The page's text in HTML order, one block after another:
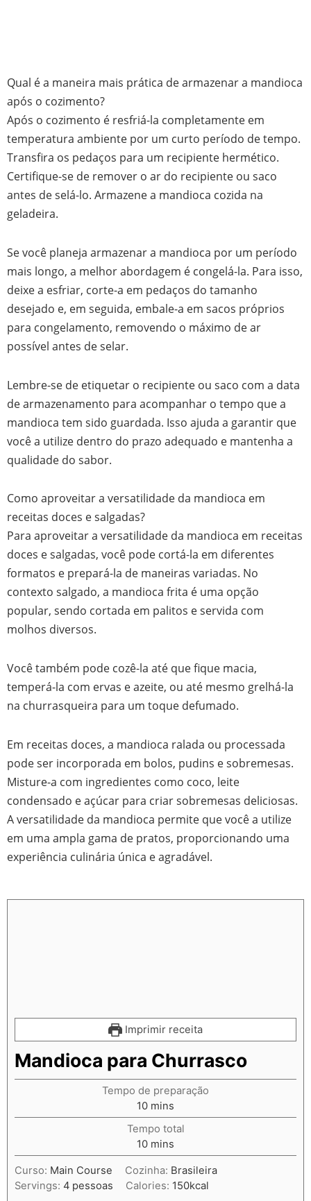
Qual é a maneira mais prática de armazenar a mandioca
após o cozimento?
Após o cozimento é resfriá-la completamente em
temperatura ambiente por um curto período de tempo.
Transfira os pedaços para um recipiente hermético.
Certifique-se de remover o ar do recipiente ou saco
antes de selá-lo. Armazene a mandioca cozida na
geladeira.
Se você planeja armazenar a mandioca por um período
mais longo, a melhor abordagem é congelá-la. Para isso,
deixe a esfriar, corte-a em pedaços do tamanho
desejado e, em seguida, embale-a em sacos próprios
para congelamento, removendo o máximo de ar
possível antes de selar.
Lembre-se de etiquetar o recipiente ou saco com a data
de armazenamento para acompanhar o tempo que a
mandioca tem sido guardada. Isso ajuda a garantir que
você a utilize dentro do prazo adequado e mantenha a
qualidade do sabor.
Como aproveitar a versatilidade da mandioca em
receitas doces e salgadas?
Para aproveitar a versatilidade da mandioca em receitas
doces e salgadas, você pode cortá-la em diferentes
formatos e prepará-la de maneiras variadas. No
contexto salgado, a mandioca frita é uma opção
popular, sendo cortada em palitos e servida com
molhos diversos.
Você também pode cozê-la até que fique macia,
temperá-la com ervas e azeite, ou até mesmo grelhá-la
na churrasqueira para um toque defumado.
Em receitas doces, a mandioca ralada ou processada
pode ser incorporada em bolos, pudins e sobremesas.
Misture-a com ingredientes como coco, leite
condensado e açúcar para criar sobremesas deliciosas.
A versatilidade da mandioca permite que você a utilize
em uma ampla gama de pratos, proporcionando uma
experiência culinária única e agradável.
Imprimir receita
Mandioca para Churrasco
Tempo de preparação
10 mins
Tempo total
10 mins
Curso: Main Course Cozinha: Brasileira
Servings: 4 pessoas Calories: 150kcal